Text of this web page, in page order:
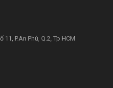
P.An Phú, Q.2, Tp HCM